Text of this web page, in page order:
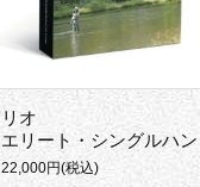
リオ
エリート・シングルハンド・スぺイ
22,000円(税込)